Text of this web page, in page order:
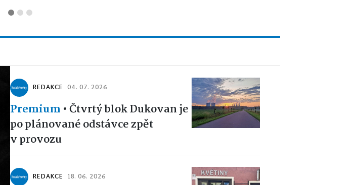
REDAKCE 04. 07. 2026
Premium •Čtvrtý blok Dukovan je
po plánované odstávce zpět
v provozu
REDAKCE 18. 06. 2026